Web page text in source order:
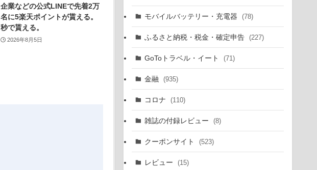
企業などの公式LINEで先着2万
名に5楽天ポイントが貰える。
秒で貰える。
2026年8月5日
モバイルバッテリー・充電器 (78)
ふるさと納税・税金・確定申告 (227)
GoToトラベル・イート (71)
金融 (935)
コロナ (110)
雑誌の付録レビュー (8)
クーポンサイト (523)
レビュー (15)